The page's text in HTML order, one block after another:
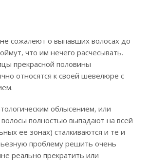
сожалеют о выпавших волосах до
что им нечего расчесывать.
прекрасной половины
относятся к своей шевелюре с
облысением, или
полностью выпадают на всей
ее зонах) сталкиваются и те и
проблему решить очень
реально прекратить или